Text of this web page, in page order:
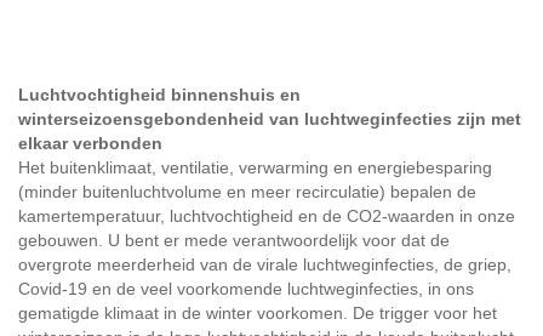
Luchtvochtigheid binnenshuis en
winterseizoensgebondenheid van luchtweginfecties zijn met
elkaar verbonden
Het buitenklimaat, ventilatie, verwarming en energiebesparing
(minder buitenluchtvolume en meer recirculatie) bepalen de
kamertemperatuur, luchtvochtigheid en de CO2-waarden in onze
gebouwen. U bent er mede verantwoordelijk voor dat de
overgrote meerderheid van de virale luchtweginfecties, de griep,
Covid-19 en de veel voorkomende luchtweginfecties, in ons
gematigde klimaat in de winter voorkomen. De trigger voor het